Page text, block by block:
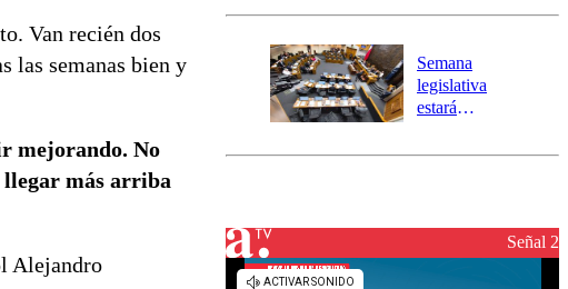
Van recién dos
las semanas bien y
mejorando. No
llegar más arriba
Alejandro
activa Alerta
Preventiva en
tres comunas
Semana
legislativa
estará
el fin de la
reconstrucciónSeñal 2